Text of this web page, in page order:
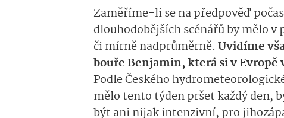
Zaměříme-li se na předpověď
dlouhodobějších scénářů by mělo
či mírně nadprůměrně. Uvidíme
bouře Benjamin, která si v
Podle Českého
mělo tento týden pršet každý den,
být ani nijak intenzivní, pro